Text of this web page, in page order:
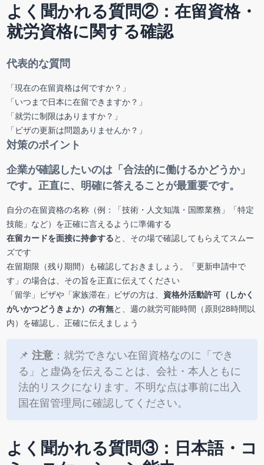
よく聞かれる質問②：在留資格・
就労資格に関する確認
代表的な質問
「現在の在留資格は何ですか？」
「いつまで日本に在留できますか？」
「就労に制限はありますか？」
「ビザの更新は問題ありませんか？」
対策のポイント
企業が確認したいのは「合法的に働けるかどうか」
です。正直に、明確に答えることが最重要です。
自分の在留資格の名称（例：「技術・人文知識・国際業務」「特定
技能」など）を正確に言えるように準備する
在留カードを面接に持参すると、その場で確認してもらえてスムー
ズです
在留期限（残り期間）も確認しておきましょう。「更新申請中で
す」の場合は、その旨を正直に伝えてください
「留学」ビザや「家族滞在」ビザの方は、 資格外活動許可（しかく
がいかつどうきょか）の有無と、週の就労可能時間（原則28時間以
内）を確認し、正確に伝えましょう
📌 注意：就労できない在留資格なのに「でき
る」と虚偽を伝えることは、会社・本人ともに
法的リスクになります。不明な点は事前に出入
国在留管理局に確認してください。
よく聞かれる質問③：日本語・コ